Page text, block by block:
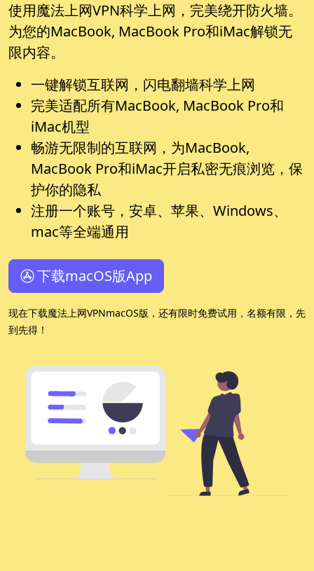
使用魔法上网VPN科学上网，完美绕开防火墙。
为您的MacBook, MacBook Pro和iMac解锁无
限内容。
一键解锁互联网，闪电翻墙科学上网
完美适配所有MacBook, MacBook Pro和
iMac机型
畅游无限制的互联网，为MacBook,
MacBook Pro和iMac开启私密无痕浏览，保
护你的隐私
注册一个账号，安卓、苹果、Windows、
mac等全端通用
下载macOS版App
现在下载魔法上网VPNmacOS版，还有限时免费试用，名额有限，先
到先得！